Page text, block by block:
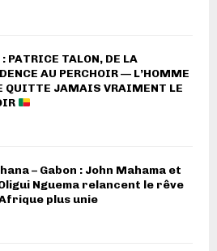
PATRICE TALON, DE LA
AU PERCHOIR — L’HOMME
QUITTE JAMAIS VRAIMENT LE
– Gabon : John Mahama et
Nguema relancent le rêve
Afrique plus unie